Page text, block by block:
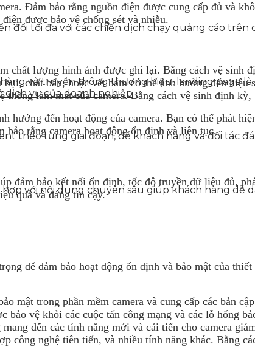
đổi tối đa với các chiến dịch chạy quảng cáo trên
và truyền thông thương hiệu, landing page
dịch vụ của doanh nghiệp
theo từng giai đoạn, để khách hàng và đối tác
hợp với nội dung chuyên sâu giúp khách hàng
Đảm bảo rằng nguồn điện được cung cấp đủ và
được bảo vệ chống sét và nhiễu.
chất lượng hình ảnh được ghi lại. Bằng cách vệ sinh
chất bẩn, hoặc vết bám có thể ảnh hưởng đến hiệu
làm mát của camera. Bằng cách vệ sinh định
hưởng đến hoạt động của camera. Bạn có thể phát
rằng camera hoạt động ổn định và liên tục.
đảm bảo kết nối ổn định, tốc độ truyền dữ liệu đủ,
quả và đáng tin cậy.
để đảm bảo hoạt động ổn định và bảo mật của
mật trong phần mềm camera và cung cấp các bản
bảo vệ khỏi các cuộc tấn công mạng và các lỗ hổng
đến các tính năng mới và cải tiến cho camera
nghệ tiên tiến, và nhiều tính năng khác. Bằng